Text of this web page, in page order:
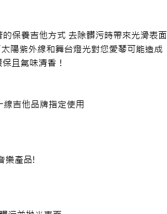
保養吉他方式 去除髒污時帶來光滑表面
陽紫外線和舞台燈光對您愛琴可能造成
且氣味清香！
吉他品牌指定使用
樂產品!